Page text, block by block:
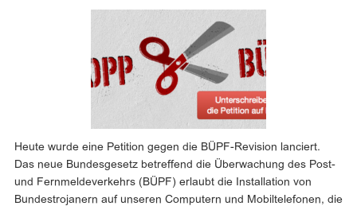
Heute wurde eine Petition gegen die BÜPF-Revision lanciert.
Das neue Bundesgesetz betreffend die Überwachung des Post-
und Fernmeldeverkehrs (BÜPF) erlaubt die Installation von
Bundestrojanern auf unseren Computern und Mobiltelefonen, die